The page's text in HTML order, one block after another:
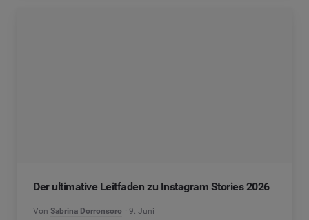
Der ultimative Leitfaden zu Instagram Stories 2026
Von Sabrina Dorronsoro 9. Juni